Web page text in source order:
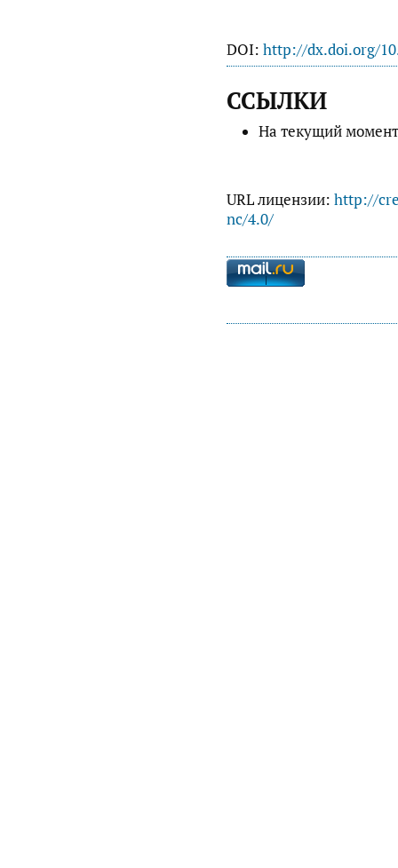
DOI: http://dx.doi.org/
ССЫЛКИ
На текущий
URL лицензии: http://
nc/4.0/